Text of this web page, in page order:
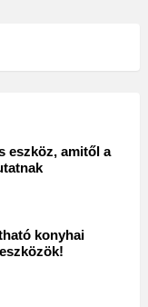
eszköz, amitől a
konyhai